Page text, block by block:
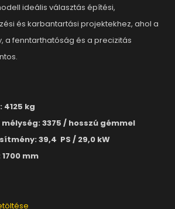
ideális választás építési,
és karbantartási projektekhez, ahol a
a fenntarthatóság és a precizitás
4125 kg
3375 / hosszú gémmel
39,4 PS / 29,0 kW
mm